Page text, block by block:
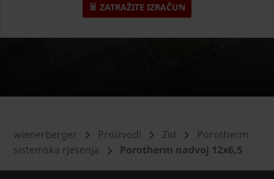
ZATRAŽITE IZRAČUN
wienerberger Proizvodi Zid
Porotherm
sistemska rjesenja
Porotherm nadvoj 12x6,5